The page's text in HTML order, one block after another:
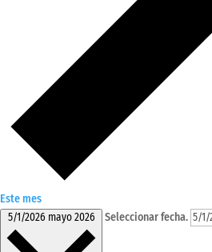
Este mes
5/1/2026 mayo 2026 Seleccionar fecha.